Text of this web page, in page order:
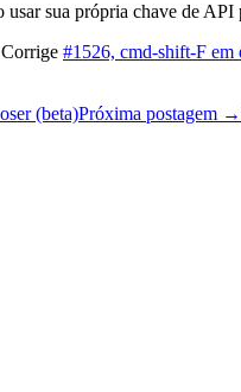
usar sua própria chave de API
#1526, cmd-shift-F em
(beta)Próxima postagem →